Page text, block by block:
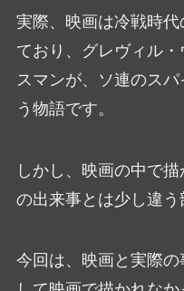
実際、映画は冷戦時
ており、グレヴィル
スマンが、ソ連のス
う物語です。
しかし、映画の中で
の出来事とは少し違う
今回は、映画と実際